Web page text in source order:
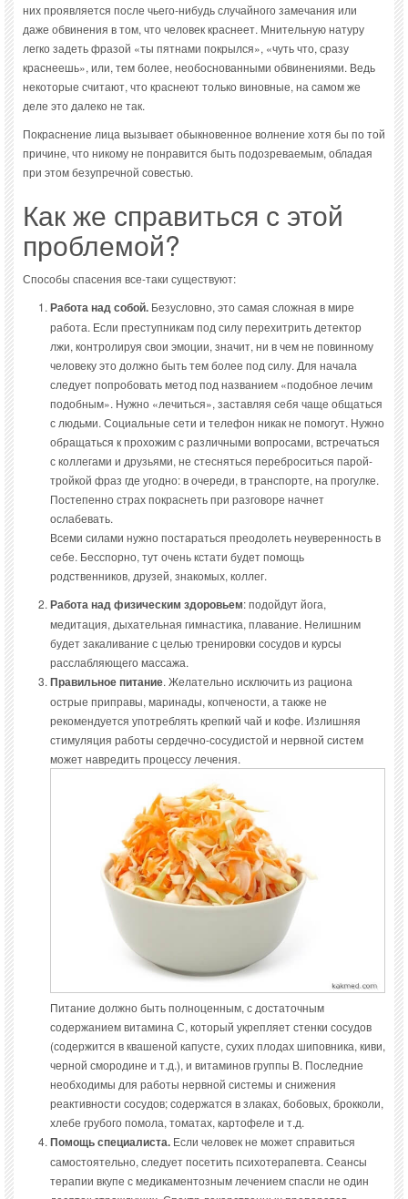
них проявляется после чьего-нибудь случайного замечания или
даже обвинения в том, что человек краснеет. Мнительную натуру
легко задеть фразой «ты пятнами покрылся», «чуть что, сразу
краснеешь», или, тем более, необоснованными обвинениями. Ведь
некоторые считают, что краснеют только виновные, на самом же
деле это далеко не так.
Покраснение лица вызывает обыкновенное волнение хотя бы по той
причине, что никому не понравится быть подозреваемым, обладая
при этом безупречной совестью.
Как же справиться с этой
проблемой?
Способы спасения все-таки существуют:
Работа над собой. Безусловно, это самая сложная в мире
работа. Если преступникам под силу перехитрить детектор
лжи, контролируя свои эмоции, значит, ни в чем не повинному
человеку это должно быть тем более под силу. Для начала
следует попробовать метод под названием «подобное лечим
подобным». Нужно «лечиться», заставляя себя чаще общаться
с людьми. Социальные сети и телефон никак не помогут. Нужно
обращаться к прохожим с различными вопросами, встречаться
с коллегами и друзьями, не стесняться переброситься парой-
тройкой фраз где угодно: в очереди, в транспорте, на прогулке.
Постепенно страх покраснеть при разговоре начнет
ослабевать.
Всеми силами нужно постараться преодолеть неуверенность в
себе. Бесспорно, тут очень кстати будет помощь
родственников, друзей, знакомых, коллег.
Работа над физическим здоровьем: подойдут йога,
медитация, дыхательная гимнастика, плавание. Нелишним
будет закаливание с целью тренировки сосудов и курсы
расслабляющего массажа.
Правильное питание. Желательно исключить из рациона
острые приправы, маринады, копчености, а также не
рекомендуется употреблять крепкий чай и кофе. Излишняя
стимуляция работы сердечно-сосудистой и нервной систем
может навредить процессу лечения.
Питание должно быть полноценным, с достаточным
содержанием витамина С, который укрепляет стенки сосудов
(содержится в квашеной капусте, сухих плодах шиповника, киви,
черной смородине и т.д.), и витаминов группы В. Последние
необходимы для работы нервной системы и снижения
реактивности сосудов; содержатся в злаках, бобовых, брокколи,
хлебе грубого помола, томатах, картофеле и т.д.
Помощь специалиста. Если человек не может справиться
самостоятельно, следует посетить психотерапевта. Сеансы
терапии вкупе с медикаментозным лечением спасли не один